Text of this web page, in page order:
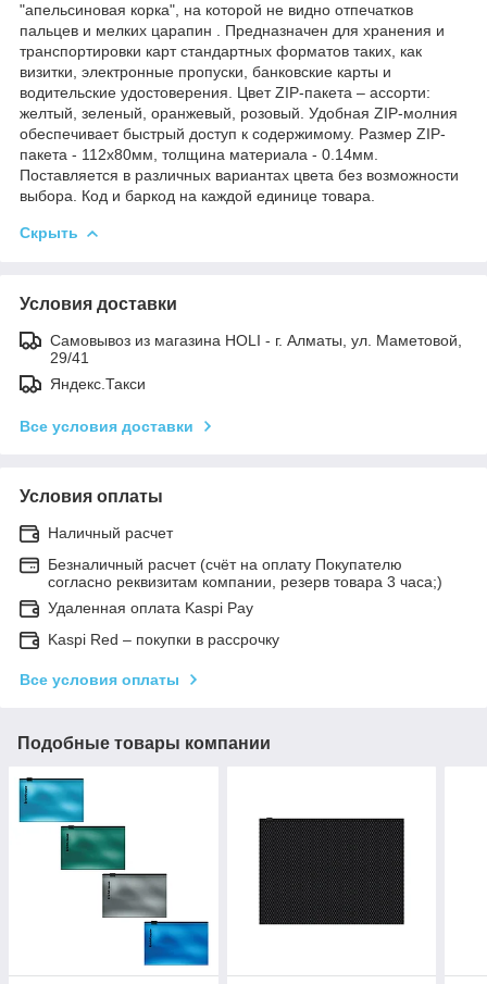
"апельсиновая корка", на которой не видно отпечатков
пальцев и мелких царапин . Предназначен для хранения и
транспортировки карт стандартных форматов таких, как
визитки, электронные пропуски, банковские карты и
водительские удостоверения. Цвет ZIP-пакета – ассорти:
желтый, зеленый, оранжевый, розовый. Удобная ZIP-молния
обеспечивает быстрый доступ к содержимому. Размер ZIP-
пакета - 112х80мм, толщина материала - 0.14мм.
Поставляется в различных вариантах цвета без возможности
выбора. Код и баркод на каждой единице товара.
Скрыть
Условия доставки
Самовывоз из магазина HOLI - г. Алматы, ул. Маметовой,
29/41
Яндекс.Такси
Все условия доставки
Условия оплаты
Наличный расчет
Безналичный расчет (счёт на оплату Покупателю
согласно реквизитам компании, резерв товара 3 часа;)
Удаленная оплата Kaspi Pay
Kaspi Red – покупки в рассрочку
Все условия оплаты
Подобные товары компании